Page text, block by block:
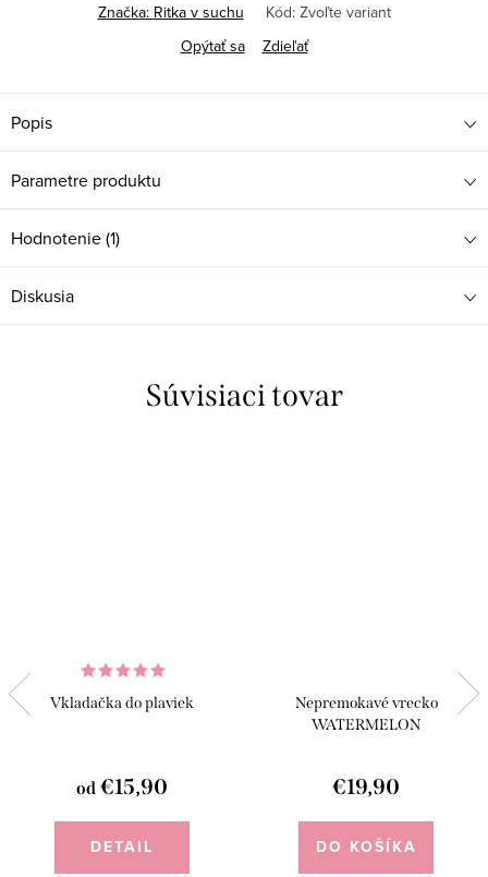
Značka: Ritka v suchu Kód: Zvoľte variant
Opýtať sa
Zdieľať
Popis
Parametre produktu
Hodnotenie (1)
Diskusia
Súvisiaci tovar
Vkladačka do plaviek
od €15,90
DETAIL
Nepremokavé vrecko
WATERMELON
€19,90
DO KOŠÍKA